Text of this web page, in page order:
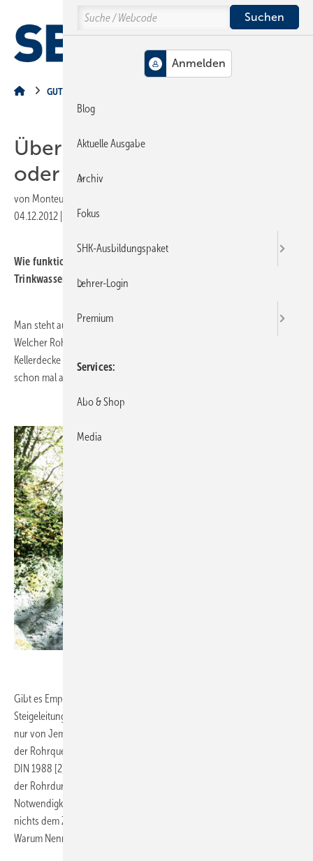
Hauptinhalt
Hauptmenü
SiteSearch
GUT ZU WISSEN
Über den Daumen gepeilt
oder richtig berechnet?
von Monteur
04.12.2012
Druckvorschau
Wie funktioniert eigentlich eine Nennweitenermittlung für
Trinkwasserleitungen?
Man steht auf der Baustelle und ist sprichwörtlich „ohne Plan“.
Welcher Rohrdurchmesser soll für die Trinkwasserleitungen unter der
Kellerdecke und welcher als Steigestrang montiert werden? „Fang
schon mal an“, hat der Chef gesagt.
Gibt es Empfehlungen wie etwa, im Keller immer 28er und
Steigeleitungen in 22, den Rest in 15er? Wohl kaum. Und wenn, dann
nur von Jemandem der überhaupt keine Ahnung hat. Die Bestimmung
der Rohrquerschnitte unterliegt einer umfangreichen Normung. Die
DIN 1988 [2] beschreibt im Teil 300 das Verfahren zur Bestimmung
der Rohrdurchmesser. Anscheinend sah und sieht man also eine
Notwendigkeit, hierfür technische Regeln einzuführen und somit
nichts dem Zufall zu überlassen.
Warum Nennweiten exakt ermitteln?
Search
Blog
Aktuelle Ausgabe
Archiv
Fokus
SHK-Ausbildungspaket
Lehrer-Login
Premium
Services
Abo & Shop
Media